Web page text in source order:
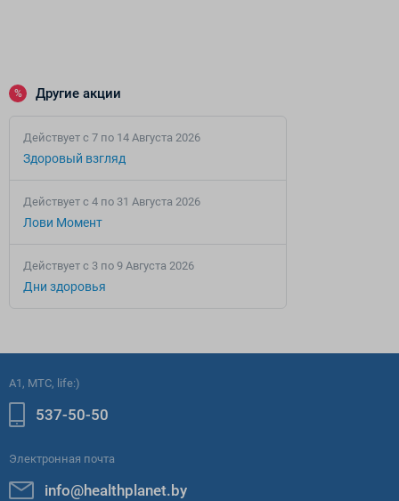
% Другие акции
Действует c 7 по 14 Августа 2026
Здоровый взгляд
Действует c 4 по 31 Августа 2026
Лови Момент
Действует c 3 по 9 Августа 2026
Дни здоровья
A1, МТС, life:)
537-50-50
Электронная почта
info@healthplanet.by